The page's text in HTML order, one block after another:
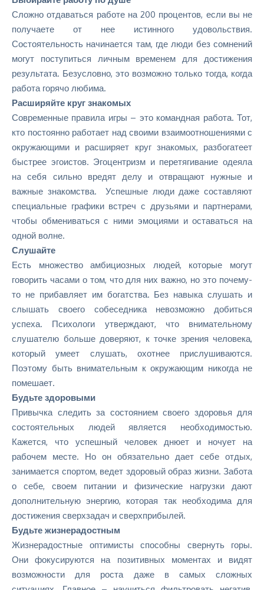
Сложно отдаваться работе на 200 процентов, если вы не
получаете от нее истинного удовольствия.
Состоятельность начинается там, где люди без сомнений
могут поступиться личным временем для достижения
результата. Безусловно, это возможно только тогда, когда
работа горячо любима.
Расширяйте круг знакомых
Современные правила игры – это командная работа. Тот,
кто постоянно работает над своими взаимоотношениями с
окружающими и расширяет круг знакомых, разбогатеет
быстрее эгоистов. Эгоцентризм и перетягивание одеяла
нa себя сильно вредят делу и отвращают нужные и
важные знакомства. Успешные люди даже составляют
специальные графики встреч с друзьями и партнерами,
чтобы обмениваться с ними эмоциями и оставаться на
одной волне.
Слушайте
Есть множество амбициозных людей, которые могут
говорить часами о том, что для них важно, но это почему-
то не прибавляет им богатства. Без навыкаслушать и
слышать своего собеседника невозможно добиться
успеха. Психологи утверждают, что внимательному
слушателю больше доверяют, к точке зрения человека,
который умеет слушать, охотнее прислушиваются.
Поэтому быть внимательным к окружающим никогда не
помешает.
Будьте здоровыми
Привычка следить за состоянием своего здоровья для
состоятельных людей является необходимостью.
Кажется, что успешный человек днюет и ночует на
рабочем месте. Но он обязательно дает себе отдых,
занимается спортом, ведет здоровый образ жизни. Забота
о себе, своем питании и физические нагрузки дают
дополнительную энергию, которая так необходима для
достижения сверхзадач и сверхприбылей.
Будьте жизнерадостным
Жизнерадостные оптимисты способны свернуть горы.
Они фокусируются на позитивных моментах и видят
возможности для роста даже в самых сложных